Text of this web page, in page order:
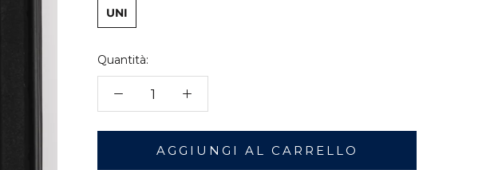
UNI
Quantità:
AGGIUNGI AL CARRELLO